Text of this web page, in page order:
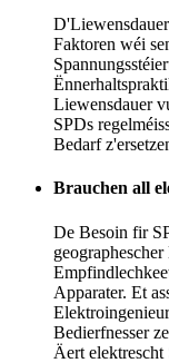
Faktoren wéi
Liewensdauer
SPDs
Bedarf
Brauchen all
De Besoin fir
Apparater. Et
Bedierfnesser
Äert elektrescht